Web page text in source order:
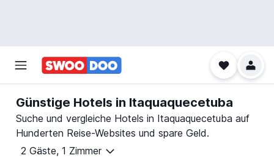
Günstige Hotels in Itaquaquecetuba
Suche und vergleiche Hotels in Itaquaquecetuba auf
Hunderten Reise-Websites und spare Geld.
2 Gäste, 1 Zimmer